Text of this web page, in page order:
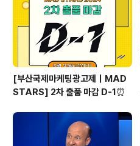
[부산국제마케팅광고제｜MAD
STARS] 2차 출품 마감 D-1⏰